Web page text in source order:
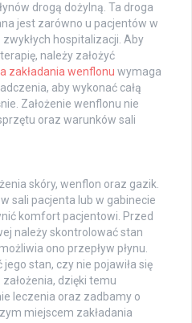
drogą dożylną. Ta droga
jest zarówno u pacjentów w
hospitalizacji. Aby
należy założyć
zakładania wenflonu wymaga
aby wykonać całą
Założenie wenflonu nie
oraz warunków sali
skóry, wenflon oraz gazik.
sali pacjenta lub w gabinecie
komfort pacjentowi. Przed
należy skontrolować stan
ono przepływ płynu.
stan, czy nie pojawiła się
dzięki temu
leczenia oraz zadbamy o
miejscem zakładania